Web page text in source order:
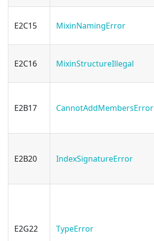
E2C15 MixinNamingError
E2C16 MixinStructureIllegal
E2B17 CannotAddMembersError
E2B20 IndexSignatureError
E2G22 TypeError